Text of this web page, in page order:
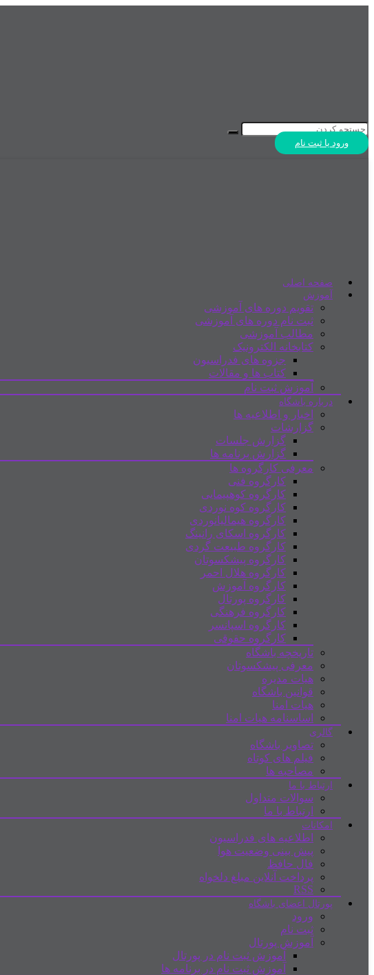
ورود یا ثبت نام
صفحه اصلی
آموزش
تقویم دوره های آموزشی
ثبت نام دوره های آموزشی
مطالب آموزشی
کتابخانه الکترونیک
جزوه های فدراسیون
کتاب ها و مقالات
آموزش ثبت نام
درباره باشگاه
اخبار و اطلاعیه ها
گزارشات
گزارش جلسات
گزارش برنامه ها
معرفی کارگروه ها
کارگروه فنی
کارگروه کوهپیمایی
کارگروه کوه نوردی
کارگروه هیمالیانوردی
کارگروه اسکای رانینگ
کارگروه طبیعت گردی
کارگروه پیشکسوتان
کارگروه هلال احمر
کارگروه آموزش
کارگروه پورتال
کارگروه فرهنگی
کارگروه اسپانسر
کارگروه حقوقی
تاریخچه باشگاه
معرفی پیشکسوتان
هیات مدیره
قوانین باشگاه
هیات امنا
اساسنامه هیات امنا
گالری
تصاویر باشگاه
فیلم های کوتاه
مصاحبه ها
ارتباط با ما
سوالات متداول
ارتباط با ما
امکانات
اطلاعیه های فدراسیون
پیش بینی وضعیت هوا
فال حافظ
پرداخت آنلاین مبلغ دلخواه
RSS
پورتال اعضای باشگاه
ورود
ثبت نام
آموزش پورتال
آموزش ثبت نام در پورتال
آموزش ثبت نام در برنامه ها